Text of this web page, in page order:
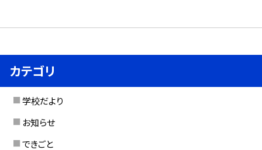
カテゴリ
学校だより
お知らせ
できごと